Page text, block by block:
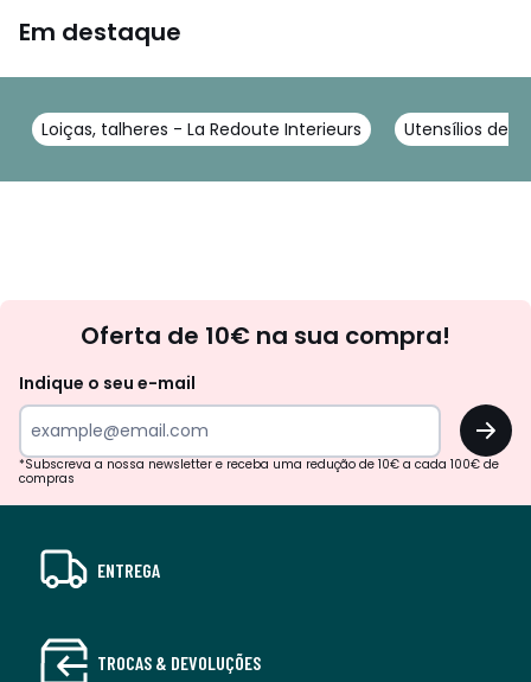
Em destaque
Loiças, talheres - La Redoute Interieurs Utensílios de
Oferta de 10€ na sua compra!
Indique o seu e-mail
OK
*Subscreva a nossa newsletter e receba uma redução de 10€ a cada 100€ de
compras
ENTREGA
TROCAS & DEVOLUÇÕES